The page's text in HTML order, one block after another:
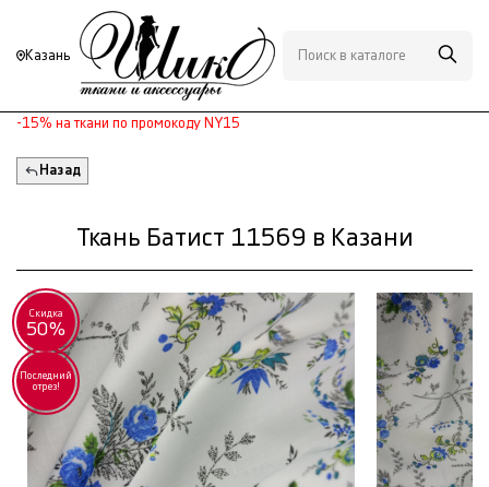
Казань
-15% на ткани по промокоду NY15
Назад
Ткань Батист 11569 в Казани
Скидка
50%
Последний
отрез!